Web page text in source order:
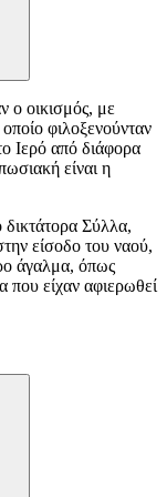
ο οικισμός, με
φιλοξενούνταν
Ιερό από διάφορα
είναι η
Σύλλα,
είσοδο του ναού,
άγαλμα, όπως
που είχαν αφιερωθεί